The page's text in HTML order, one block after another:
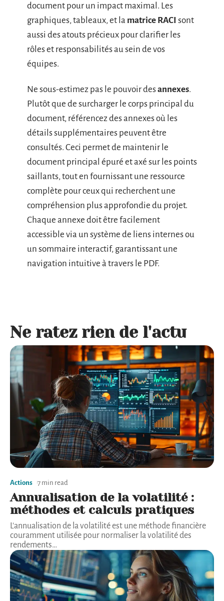
document pour un impact maximal. Les
graphiques, tableaux, et la matrice RACI sont
aussi des atouts précieux pour clarifier les
rôles et responsabilités au sein de vos
équipes.
Ne sous-estimez pas le pouvoir desannexes.
Plutôt que de surcharger le corps principal du
document, référencez des annexes où les
détails supplémentaires peuvent être
consultés. Ceci permet de maintenir le
document principal épuré et axé sur les points
saillants, tout en fournissant une ressource
complète pour ceux qui recherchent une
compréhension plus approfondie du projet.
Chaque annexe doit être facilement
accessible via un système de liens internes ou
un sommaire interactif, garantissant une
navigation intuitive à travers le PDF.
Ne ratez rien de l'actu
Actions 7 min read
Annualisation de la volatilité :
méthodes et calculs pratiques
L'annualisation de la volatilité est une méthode financière
couramment utilisée pour normaliser la volatilité des
rendements…